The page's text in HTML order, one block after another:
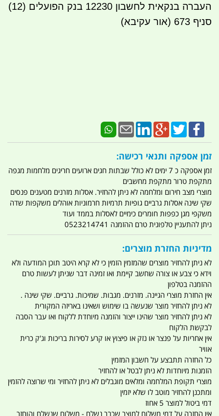
העברה בנקאית לחשבון 12230 בנק הפועלים (12)
סניף 673 (אור עקיבא)
זמן אספקה ותנאי רכישה:
זמן אספקה כ 7 ימים לא כולל שבתות חגים ארועים חריגים מלחמות מגפה
מתקפת טרור מתקפת מחשבים
מוצרי מצב חירום ומלחמה לא ניתן להחזיר. אסלות מזרנים מטענים פנסים
שקי שינה אסלות גרביים גופיות תרמיות חרמוניות אוהלים משקפות שדה
משקפי מגן כפפות חומרים כימיים לאסלות בממד ועוד
ניתן להתעניין טלפונית טרם ההזמנה 0523214741
מדיניות החזרת מוצרים:
לא ניתן להחזיר מוצרים שהמזמין הזמין כי לא קרא היטב תוכן המודעה ולא
וידא כי צבע או צורה שחשב קיימת ואו זמינה דבר שניתן לעשות טרם
ההזמנה בטלפון
אין החזרת מוצרי הגיינה. מזרנים. מגבות. שמיכות. גרביים. שקי שינה .
לא ניתן להחזיר מוצר שנעשה בו שימוש ושאינו באריזה המקורית
לא ניתן להחזיר מוצר שהינו ייצור והזמנה מיוחדת ללקוח ואו עבר הסבה
לבקשת הלקוח
אין אחריות על פנצר או נזק או פיצוץ או קרע לסירות בריכות וג'ק כרית
אוויר
כל החזרה תתבצע על חשבון המזמין
הזמנות מיוחדות לא ניתן לבטל או להחזיר
מוצרי תקופת המלחמה ומלאים מוגבלים לא ניתן להחזיר ומי שרוצה להזמין
ומתכנן להחזיר מוטב לו שלא יזמין
דמי ביטול למוצר 5 אחוז
אין החזרה על דמי משלוח למוצר שכבר נשלח - משלוח שנשלח והוחזר